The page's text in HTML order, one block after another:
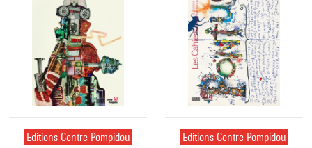
Editions Centre Pompidou
Editions Centre Pompidou